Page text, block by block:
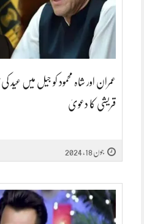
عمران اور شاہ محمود کو جیل میں عید
قریشی کا دعویٰ
جون 18, 2024